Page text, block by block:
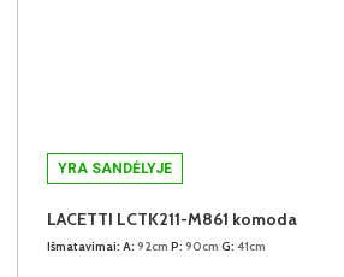
YRA SANDĖLYJE
LACETTI LCTK211-M861 komoda
Išmatavimai: A: 92cm P: 90cm G: 41cm